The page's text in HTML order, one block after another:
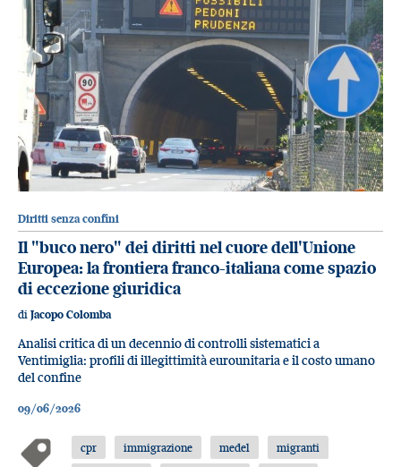
Diritti senza confini
Il "buco nero" dei diritti nel cuore dell'Unione
Europea: la frontiera franco-italiana come spazio
di eccezione giuridica
di Jacopo Colomba
Analisi critica di un decennio di controlli sistematici a
Ventimiglia: profili di illegittimità eurounitaria e il costo umano
del confine
09/06/2026
cpr immigrazione medel
migranti